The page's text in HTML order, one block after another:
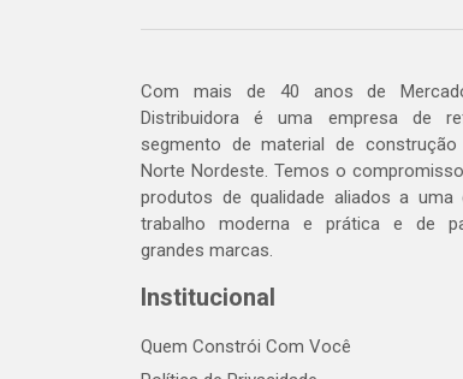
Com mais de 40 anos de
Distribuidora é uma empresa de
segmento de material de
Norte Nordeste. Temos o
produtos de qualidade aliados a uma
trabalho moderna e prática e de
grandes marcas.
Institucional
Quem Constrói Com Você